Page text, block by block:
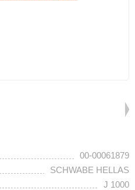
00-00061879
SCHWABE HELLAS
J 1000